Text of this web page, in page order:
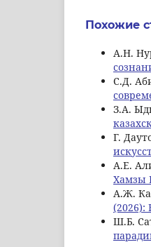
Похожие
А.Н.
С.Д.
З.А.
Г.
А.Е.
Хамзы
А.Ж.
(2026):
Ш.Б.